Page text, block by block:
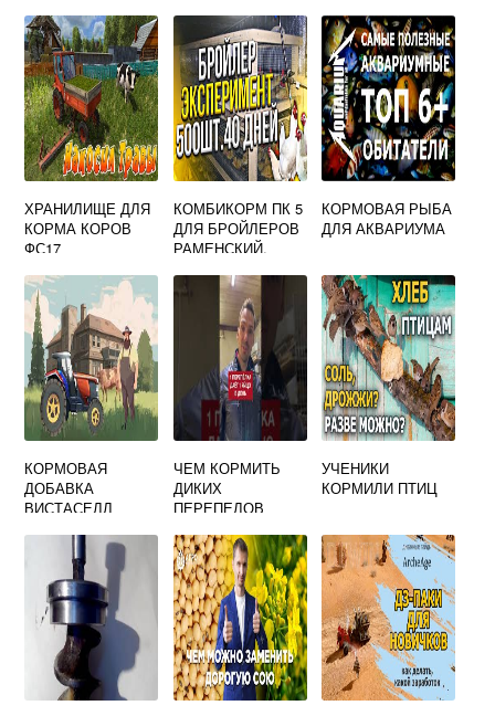
ХРАНИЛИЩЕ ДЛЯ
КОРМА КОРОВ
ФС17
КОМБИКОРМ ПК 5
ДЛЯ БРОЙЛЕРОВ
РАМЕНСКИЙ,
КОРМОВАЯ РЫБА
ДЛЯ АКВАРИУМА
КОРМОВАЯ
ДОБАВКА
ВИСТАСЕЛЛ
ЧЕМ КОРМИТЬ
ДИКИХ
ПЕРЕПЕЛОВ
УЧЕНИКИ
КОРМИЛИ ПТИЦ